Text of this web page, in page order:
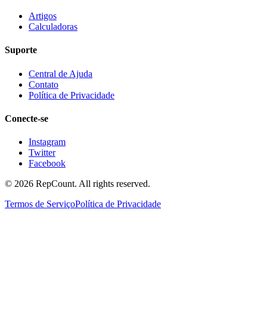
Artigos
Calculadoras
Suporte
Central de Ajuda
Contato
Política de Privacidade
Conecte-se
Instagram
Twitter
Facebook
© 2026 RepCount. All rights reserved.
Termos de ServiçoPolítica de Privacidade